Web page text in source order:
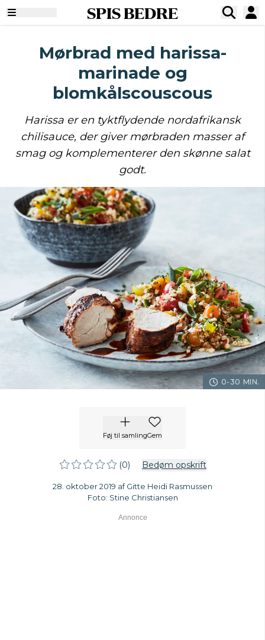
SPIS BEDRE
Mørbrad med harissa-
marinade og
blomkålscouscous
Harissa er en tyktflydende nordafrikansk
chilisauce, der giver mørbraden masser af
smag og komplementerer den skønne salat
godt.
0-30 MIN.
Føj til samlingGem
(0) Bedøm opskrift
28. oktober 2019 af Gitte Heidi Rasmussen
Foto: Stine Christiansen